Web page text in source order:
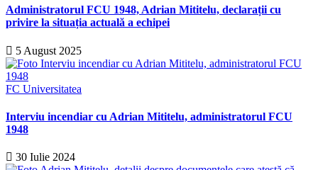
Administratorul FCU 1948, Adrian Mititelu, declarații cu
privire la situația actuală a echipei
5 August 2025
FC Universitatea
Interviu incendiar cu Adrian Mititelu, administratorul FCU
1948
30 Iulie 2024